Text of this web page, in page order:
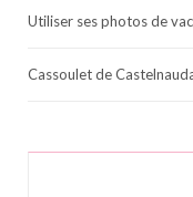
Utiliser ses photos de
Cassoulet de